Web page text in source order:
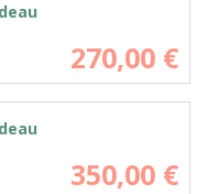
270,00 €
350,00 €